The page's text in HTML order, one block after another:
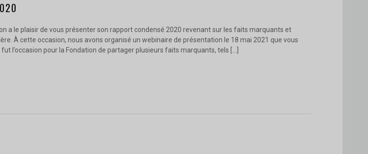
a le plaisir de vous présenter son rapport condensé 2020 revenant sur les faits marquants et
À cette occasion, nous avons organisé un webinaire de présentation le 18 mai 2021 que vous
l’occasion pour la Fondation de partager plusieurs faits marquants, tels […]